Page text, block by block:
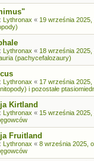
Lythronax « 19 września 2025,
Lythronax « 18 września 2025,
(pachycefalozaury)
Lythronax « 17 września 2025,
i pozostałe
Kirtland
Lythronax « 15 września 2025,
Fruitland
Lythronax « 8 września 2025,